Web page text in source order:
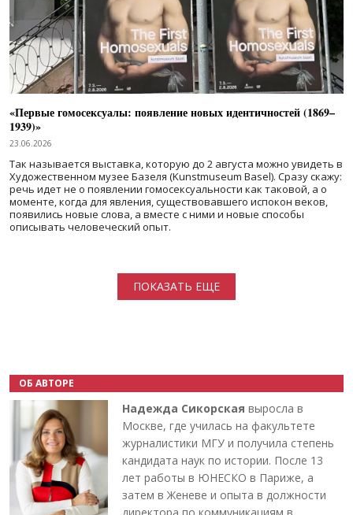
«Первые гомосексуалы: появление новых идентичностей (1869–
1939)»
23.06.2026
Так называется выставка, которую до 2 августа можно увидеть в
Художественном музее Базеля (Kunstmuseum Basel). Сразу скажу:
речь идет не о появлении гомосексуальности как таковой, а о
моменте, когда для явления, существовавшего испокон веков,
появились новые слова, а вместе с ними и новые способы
описывать человеческий опыт.
ПОКАЗАТЬ ЕЩЕ
ОБ АВТОРЕ
Надежда Сикорская выросла в
Москве, где училась на факультете
журналистики МГУ и получила степень
кандидата наук по истории. После 13
лет работы в ЮНЕСКО в Париже, а
затем в Женеве и опыта в должности
директора по коммуникациям в